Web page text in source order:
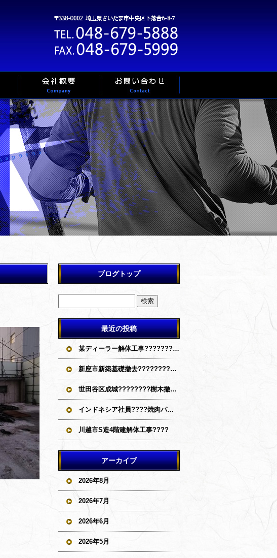
ブログトップ
最近の投稿
某ディーラー解体工事????????????
新座市新築基礎撤去????????????
世田谷区成城????‍????樹木撤去????????????
インドネシア社員????焼肉パーティー
川越市S造4階建解体工事????
アーカイブ
2026年8月
2026年7月
2026年6月
2026年5月